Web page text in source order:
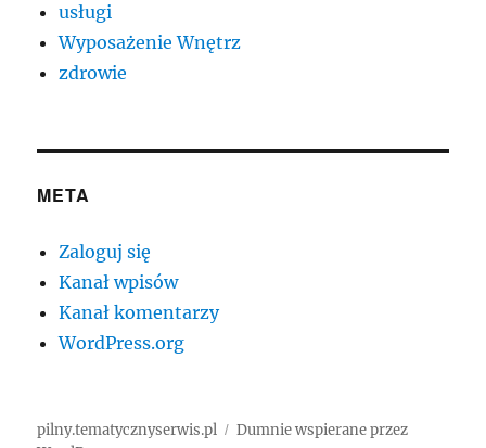
usługi
Wyposażenie Wnętrz
zdrowie
META
Zaloguj się
Kanał wpisów
Kanał komentarzy
WordPress.org
pilny.tematycznyserwis.pl
Dumnie wspierane przez